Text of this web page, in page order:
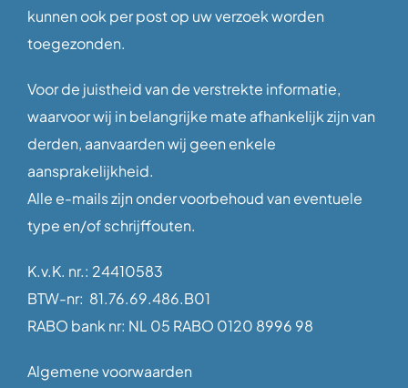
kunnen ook per post op uw verzoek worden
toegezonden.
Voor de juistheid van de verstrekte informatie,
waarvoor wij in belangrijke mate afhankelijk zijn van
derden, aanvaarden wij geen enkele
aansprakelijkheid.
Alle e-mails zijn onder voorbehoud van eventuele
type en/of schrijffouten.
K.v.K. nr.: 24410583
BTW-nr: 81.76.69.486.B01
RABO bank nr: NL 05 RABO 0120 8996 98
Algemene voorwaarden